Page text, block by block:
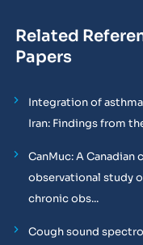
Related
Papers
Integration of
Iran: Findings from
CanMuc: A
observational study
chronic obs...
Cough sound